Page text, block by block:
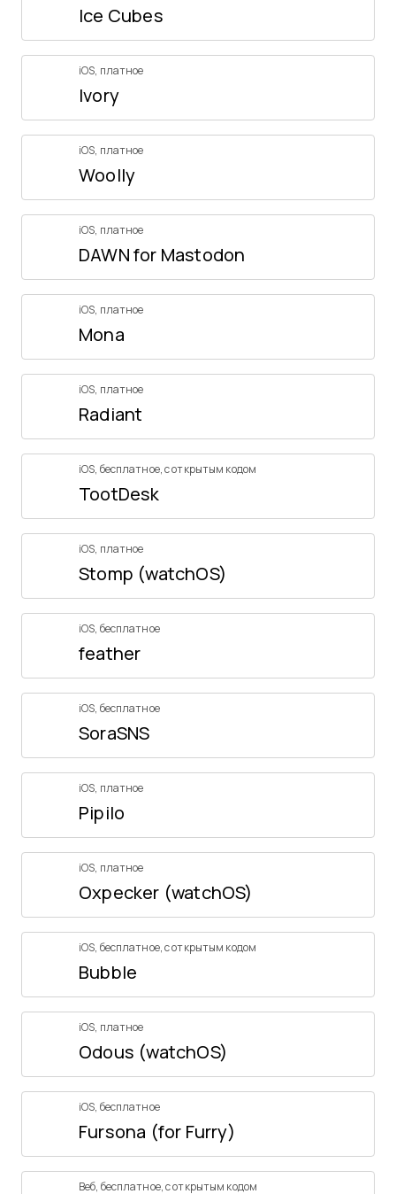
Ice Cubes
iOS, платное
Ivory
iOS, платное
Woolly
iOS, платное
DAWN for Mastodon
iOS, платное
Mona
iOS, платное
Radiant
iOS, бесплатное,с открытым кодом
TootDesk
iOS, платное
Stomp (watchOS)
iOS, бесплатное
feather
iOS, бесплатное
SoraSNS
iOS, платное
Pipilo
iOS, платное
Oxpecker (watchOS)
iOS, бесплатное,с открытым кодом
Bubble
iOS, платное
Odous (watchOS)
iOS, бесплатное
Fursona (for Furry)
Веб, бесплатное,с открытым кодом